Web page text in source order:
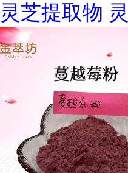
灵芝提取物